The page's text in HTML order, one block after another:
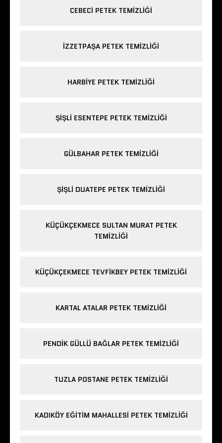
CEBECI PETEK TEMIZLIĞI
IZZETPAŞA PETEK TEMIZLIĞI
HARBIYE PETEK TEMIZLIĞI
ŞIŞLI ESENTEPE PETEK TEMIZLIĞI
GÜLBAHAR PETEK TEMIZLIĞI
ŞIŞLI DUATEPE PETEK TEMIZLIĞI
KÜÇÜKÇEKMECE SULTAN MURAT PETEK
TEMIZLIĞI
KÜÇÜKÇEKMECE TEVFIKBEY PETEK TEMIZLIĞI
KARTAL ATALAR PETEK TEMIZLIĞI
PENDIK GÜLLÜ BAĞLAR PETEK TEMIZLIĞI
TUZLA POSTANE PETEK TEMIZLIĞI
KADIKÖY EĞITIM MAHALLESI PETEK TEMIZLIĞI